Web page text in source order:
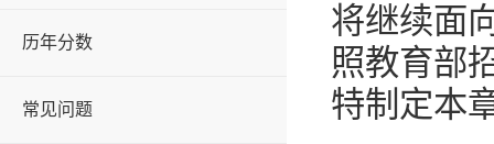
历年分数
常见问题
将继续面
照教育部
特制定本